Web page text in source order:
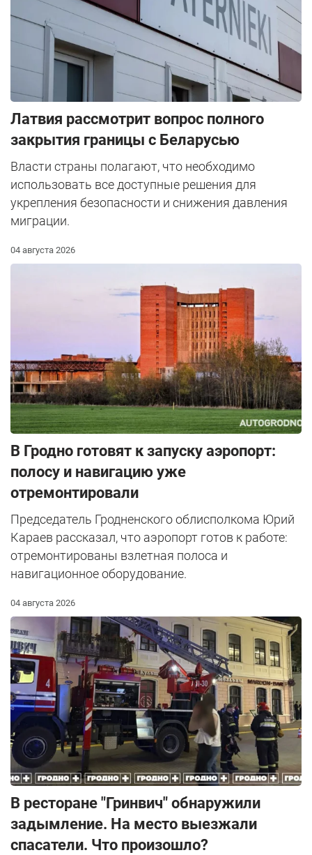
Латвия рассмотрит вопрос полного
закрытия границы с Беларусью
Власти страны полагают, что необходимо
использовать все доступные решения для
укрепления безопасности и снижения давления
миграции.
04 августа 2026
В Гродно готовят к запуску аэропорт:
полосу и навигацию уже
отремонтировали
Председатель Гродненского облисполкома Юрий
Караев рассказал, что аэропорт готов к работе:
отремонтированы взлетная полоса и
навигационное оборудование.
04 августа 2026
В ресторане "Гринвич" обнаружили
задымление. На место выезжали
спасатели. Что произошло?